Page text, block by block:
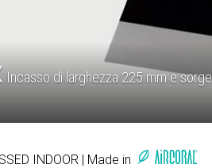
Incasso di larghezza 225 mm e
INDOOR | Made in